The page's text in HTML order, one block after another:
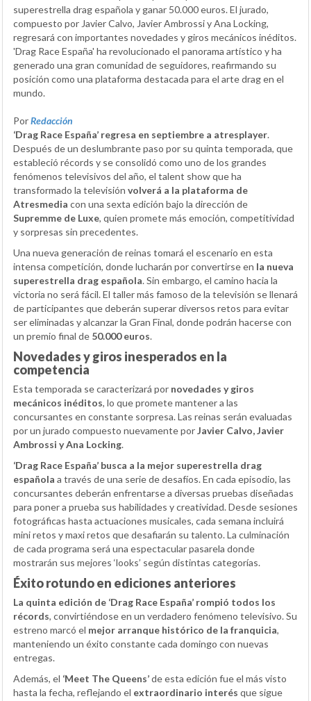
superestrella drag española y ganar 50.000 euros. El jurado,
compuesto por Javier Calvo, Javier Ambrossi y Ana Locking,
regresará con importantes novedades y giros mecánicos inéditos.
'Drag Race España' ha revolucionado el panorama artístico y ha
generado una gran comunidad de seguidores, reafirmando su
posición como una plataforma destacada para el arte drag en el
mundo.
PorRedacción
‘Drag Race España’ regresa en septiembre a atresplayer.
Después de un deslumbrante paso por su quinta temporada, que
estableció récords y se consolidó como uno de los grandes
fenómenos televisivos del año, el talent show que ha
transformado la televisión volverá a la plataforma de
Atresmedia con una sexta edición bajo la dirección de
Supremme de Luxe, quien promete más emoción, competitividad
y sorpresas sin precedentes.
Una nueva generación de reinas tomará el escenario en esta
intensa competición, donde lucharán por convertirse en la nueva
superestrella drag española. Sin embargo, el camino hacia la
victoria no será fácil. El taller más famoso de la televisión se llenará
de participantes que deberán superar diversos retos para evitar
ser eliminadas y alcanzar la Gran Final, donde podrán hacerse con
un premio final de 50.000 euros.
Novedades y giros inesperados en la
competencia
Esta temporada se caracterizará por novedades y giros
mecánicos inéditos, lo que promete mantener a las
concursantes en constante sorpresa. Las reinas serán evaluadas
por un jurado compuesto nuevamente porJavier Calvo, Javier
Ambrossi y Ana Locking.
‘Drag Race España’ busca a la mejor superestrella drag
española a través de una serie de desafíos. En cada episodio, las
concursantes deberán enfrentarse a diversas pruebas diseñadas
para poner a prueba sus habilidades y creatividad. Desde sesiones
fotográficas hasta actuaciones musicales, cada semana incluirá
mini retos y maxi retos que desafiarán su talento. La culminación
de cada programa será una espectacular pasarela donde
mostrarán sus mejores ‘looks’ según distintas categorías.
Éxito rotundo en ediciones anteriores
La quinta edición de ‘Drag Race España’ rompió todos los
récords, convirtiéndose en un verdadero fenómeno televisivo. Su
estreno marcó el mejor arranque histórico de la franquicia,
manteniendo un éxito constante cada domingo con nuevas
entregas.
Además, el ‘Meet The Queens’de esta edición fue el más visto
hasta la fecha, reflejando el extraordinario interés que sigue